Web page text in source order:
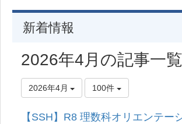
新着情報
2026年4月の記事一覧
2026年4月 100件
【SSH】R8 理数科オリエンテー